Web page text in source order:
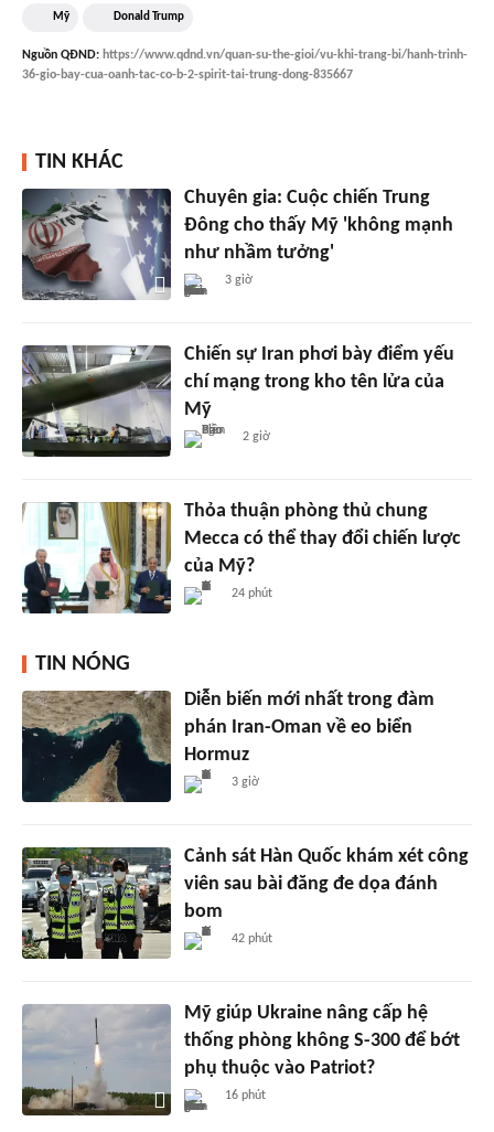
Mỹ Donald Trump
Nguồn QĐND: https://www.qdnd.vn/quan-su-the-gioi/vu-khi-trang-bi/hanh-trinh-
36-gio-bay-cua-oanh-tac-co-b-2-spirit-tai-trung-dong-835667
TIN KHÁC
Chuyên gia: Cuộc chiến Trung
Đông cho thấy Mỹ 'không mạnh
như nhầm tưởng'
3 giờ
Chiến sự Iran phơi bày điểm yếu
chí mạng trong kho tên lửa của
Mỹ
2 giờ
Thỏa thuận phòng thủ chung
Mecca có thể thay đổi chiến lược
của Mỹ?
24 phút
TIN NÓNG
Diễn biến mới nhất trong đàm
phán Iran-Oman về eo biển
Hormuz
3 giờ
Cảnh sát Hàn Quốc khám xét công
viên sau bài đăng đe dọa đánh
bom
42 phút
Mỹ giúp Ukraine nâng cấp hệ
thống phòng không S-300 để bớt
phụ thuộc vào Patriot?
16 phút